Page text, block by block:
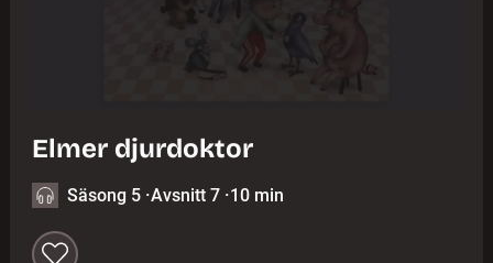
Elmer djurdoktor
Säsong 5 ·Avsnitt 7 ·10 min